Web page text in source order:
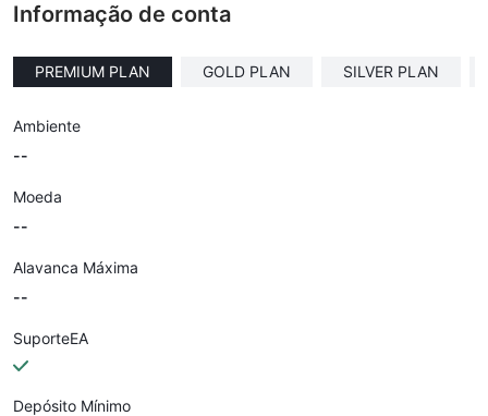
Informação de conta
PREMIUM PLAN GOLD PLAN SILVER PLAN
Ambiente
--
Moeda
--
Alavanca Máxima
--
SuporteEA
Depósito Mínimo